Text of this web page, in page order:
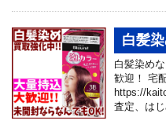
白髪
白髪染め
歓迎！ 宅
https://
査定、は